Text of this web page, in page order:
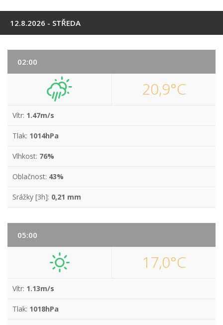
12.8.2026 - STŘEDA
02:00
20,9°C
Vítr: 1.47m/s
Tlak: 1014hPa
Vlhkost: 76%
Oblačnost: 43%
Srážky [3h]: 0,21 mm
05:00
17,0°C
Vítr: 1.13m/s
Tlak: 1018hPa